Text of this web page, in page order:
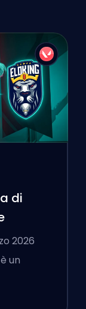
di
2026
un